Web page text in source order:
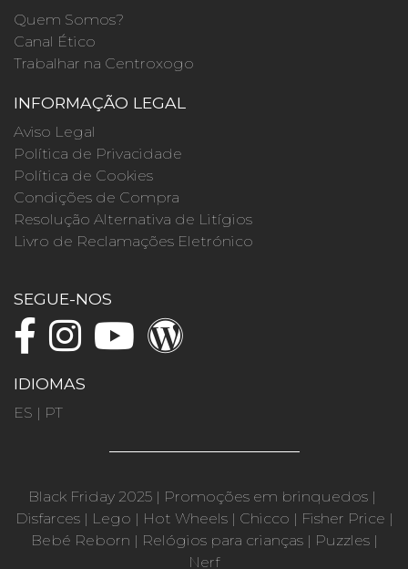
Quem Somos?
Canal Ético
Trabalhar na Centroxogo
INFORMAÇÃO LEGAL
Aviso Legal
Política de Privacidade
Política de Cookies
Condições de Compra
Resolução Alternativa de Litígios
Livro de Reclamações Eletrónico
SEGUE-NOS
IDIOMAS
ES | PT
Black Friday 2025 | Promoções em brinquedos |
Disfarces| Lego | Hot Wheels| Chicco | Fisher Price |
Bebé Reborn | Relógios para crianças| Puzzles|
Nerf